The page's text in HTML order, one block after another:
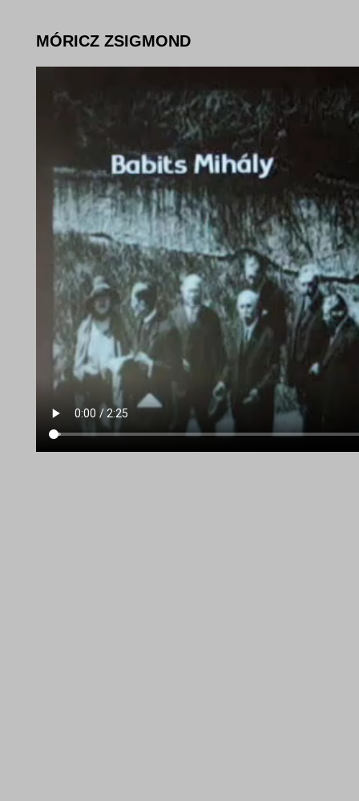
MÓRICZ ZSIGMOND